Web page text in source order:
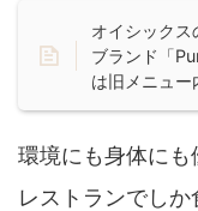
オイシックス
ブランド「
は旧メニュー
環境にも身体に
レストランでし